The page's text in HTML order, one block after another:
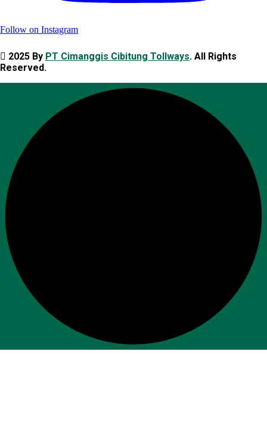
Follow on Instagram
2025 By PT Cimanggis Cibitung Tollways. All Rights
Reserved.